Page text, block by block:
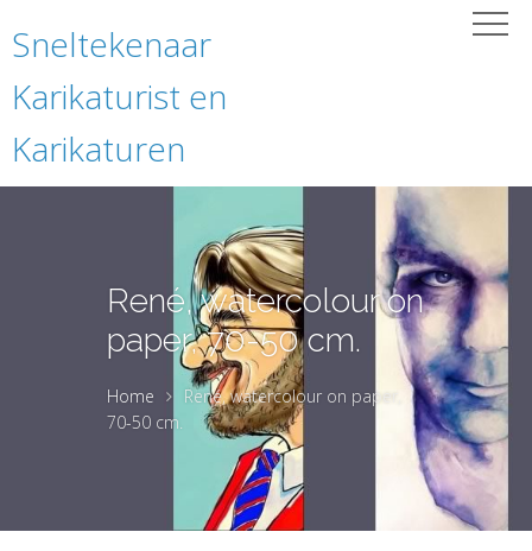
Sneltekenaar
Karikaturist en
Karikaturen
René, watercolour on
paper, 70-50 cm.
Home
René, watercolour on paper,
70-50 cm.